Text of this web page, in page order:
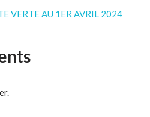
VERTE AU 1ER AVRIL 2024